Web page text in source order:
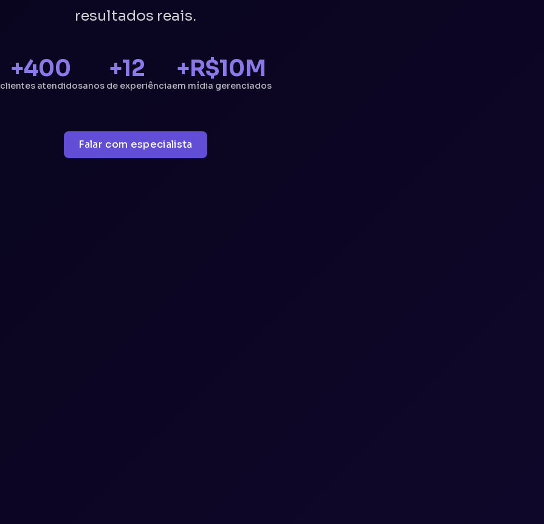
resultados reais.
+400
clientes atendidos
+12
anos de experiência
+R$10M
em mídia gerenciados
Falar com especialista